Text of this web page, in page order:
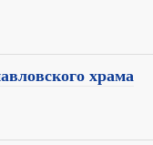
храма